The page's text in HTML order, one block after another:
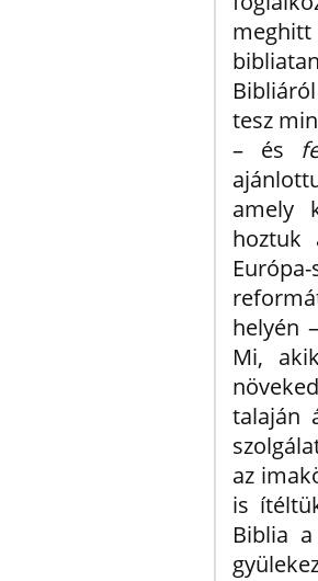
tesz
– és
amely
hoztuk
helyén
Mi,
talaján
az
is
Biblia